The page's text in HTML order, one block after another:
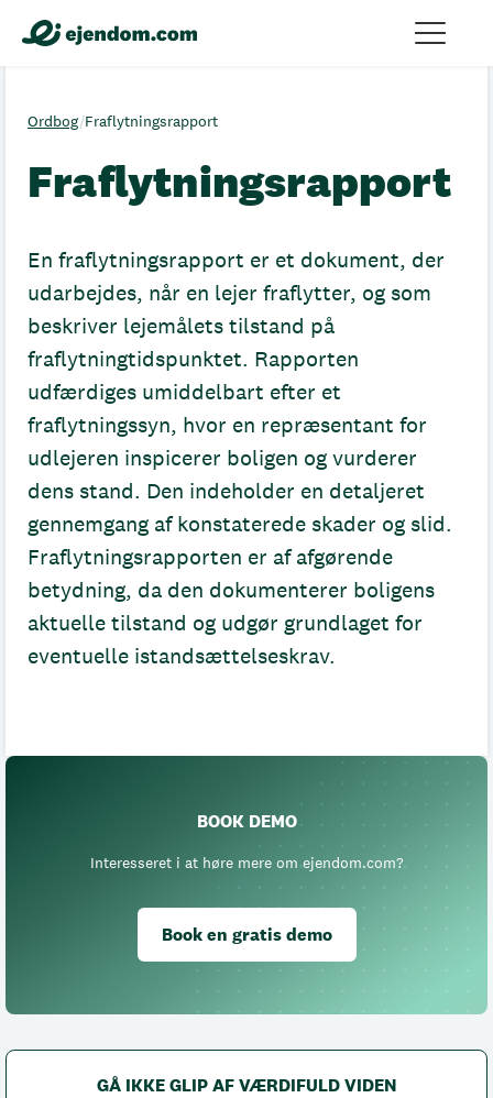
Ordbog/Fraflytningsrapport
Fraflytningsrapport
En fraflytningsrapport er et dokument, der
udarbejdes, når en lejer fraflytter, og som
beskriver lejemålets tilstand på
fraflytningtidspunktet. Rapporten
udfærdiges umiddelbart efter et
fraflytningssyn, hvor en repræsentant for
udlejeren inspicerer boligen og vurderer
dens stand. Den indeholder en detaljeret
gennemgang af konstaterede skader og slid.
Fraflytningsrapporten er af afgørende
betydning, da den dokumenterer boligens
aktuelle tilstand og udgør grundlaget for
eventuelle istandsættelseskrav.
BOOK DEMO
Interesseret i at høre mere om ejendom.com?
Book en gratis demo
GÅ IKKE GLIP AF VÆRDIFULD VIDEN